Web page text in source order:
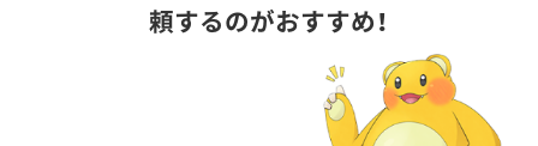
頼するのがおすすめ！